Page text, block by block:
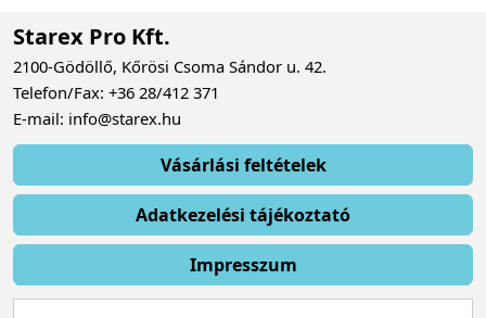
Starex Pro Kft.
2100-Gödöllő, Kőrösi Csoma Sándor u. 42.
Telefon/Fax: +36 28/412 371
E-mail: info@starex.hu
Vásárlási feltételek
Adatkezelési tájékoztató
Impresszum